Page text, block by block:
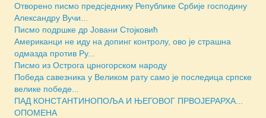
Отворено писмо предсjеднику Републике Србије господину
Александру Вучи...
Писмо подршке др Јовани Стојковић
Американци не иду на допинг контролу, ово је страшна
одмазда против Ру...
Писмо из Острога црногорском народу
Победа савезника у Великом рату само је последица српске
велике победе...
ПАД КОНСТАНТИНОПОЉА И ЊЕГОВОГ ПРВОЈЕРАРХА...
ОПОМЕНА